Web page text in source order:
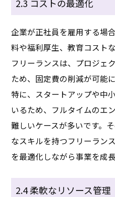
2.3 コストの最適化
企業が正社員を雇用する場
料や福利厚生、教育コスト
フリーランスは、プロジェ
ため、固定費の削減が可能に
特に、スタートアップや中
いるため、フルタイムのエ
難しいケースが多いです。
なスキルを持つフリーラン
を最適化しながら事業を成
2.4 柔軟なリソース管理